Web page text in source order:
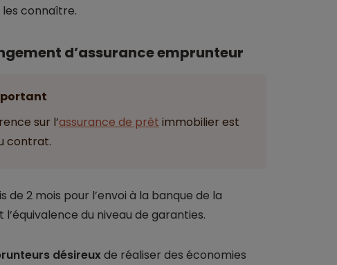
les connaître.
d’assurance emprunteur
sur l’assurance de prêt immobilier est
contrat.
2 mois pour l’envoi à la banque de la
du niveau de garanties.
désireux de réaliser des économies